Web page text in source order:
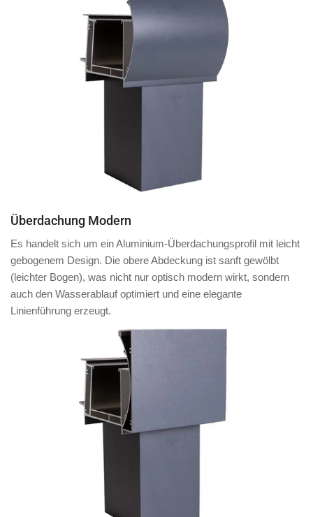
Überdachung Modern
Es handelt sich um ein Aluminium-Überdachungsprofil mit leicht
gebogenem Design. Die obere Abdeckung ist sanft gewölbt
(leichter Bogen), was nicht nur optisch modern wirkt, sondern
auch den Wasserablauf optimiert und eine elegante
Linienführung erzeugt.